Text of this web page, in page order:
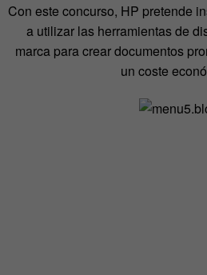
Con este concurso, HP pretende
a utilizar las herramientas de
marca para crear documentos
un coste